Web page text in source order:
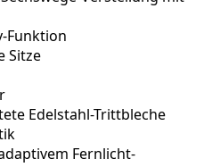
Funktion
Sitze
Edelstahl-Trittbleche
Fernlicht-